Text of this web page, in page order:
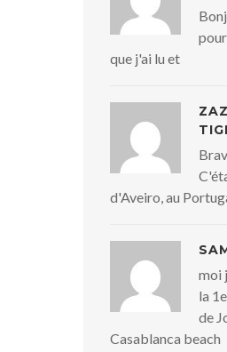
que j'ai lu et
d'Aveiro, au
moi
la
de
Casablanca beach